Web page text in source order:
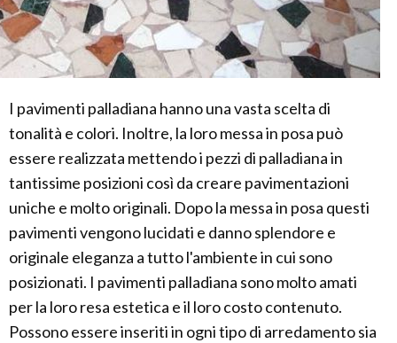
I pavimenti palladiana hanno una vasta scelta di
tonalità e colori. Inoltre, la loro messa in posa può
essere realizzata mettendo i pezzi di palladiana in
tantissime posizioni così da creare pavimentazioni
uniche e molto originali. Dopo la messa in posa questi
pavimenti vengono lucidati e danno splendore e
originale eleganza a tutto l'ambiente in cui sono
posizionati. I pavimenti palladiana sono molto amati
per la loro resa estetica e il loro costo contenuto.
Possono essere inseriti in ogni tipo di arredamento sia